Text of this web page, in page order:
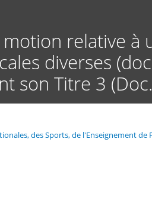
relative
diverses
son Titre 3
des Sports, de l'Enseignement